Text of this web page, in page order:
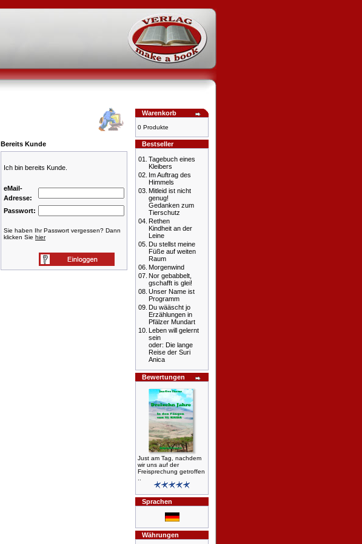
Bereits Kunde
Ich bin bereits Kunde.
eMail-
Adresse:
Passwort:
Sie haben Ihr Passwort vergessen? Dann
klicken Sie hier
Warenkorb
0 Produkte
Bestseller
01. Tagebuch eines
Kleibers
02. Im Auftrag des
Himmels
03. Mitleid ist nicht
genug!
Gedanken zum
Tierschutz
04. Rethen
Kindheit an der
Leine
05. Du stellst meine
Füße auf weiten
Raum
06. Morgenwind
07. Nor gebabbelt,
gschafft is glei!
08. Unser Name ist
Programm
09. Du wääscht jo
Erzählungen in
Pfälzer Mundart
10. Leben will gelernt
sein
oder: Die lange
Reise der Suri
Anica
Bewertungen
Just am Tag, nachdem
wir uns auf der
Freisprechung getroffen
Sprachen
Währungen